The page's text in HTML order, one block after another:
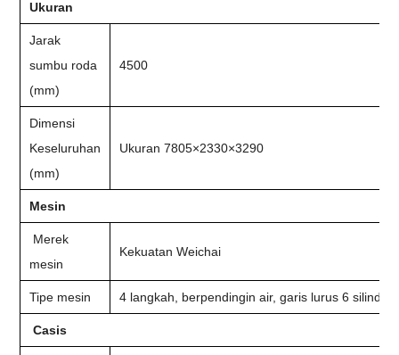
Ukuran
Jarak
sumbu roda
(mm)
4500
Dimensi
Keseluruhan
(mm)
Ukuran 7805×2330×3290
Mesin
Merek
mesin
Kekuatan Weichai
Tipe mesin 4 langkah, berpendingin air, garis lurus 6 silinder,
Casis